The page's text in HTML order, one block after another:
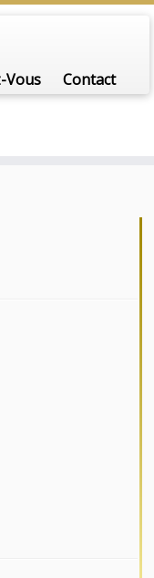
Vous Contact